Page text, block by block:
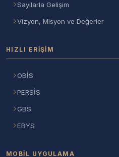
Sayılarla Gelişim
Vizyon, Misyon ve Değerler
HIZLI ERIŞIM
OBİS
PERSİS
GBS
EBYS
MOBIL UYGULAMA